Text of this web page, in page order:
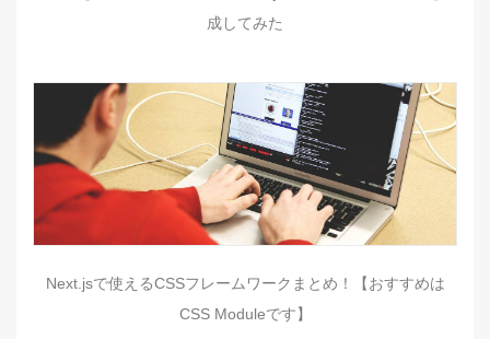
成してみた
Next.jsで使えるCSSフレームワークまとめ！【おすすめは
CSS Moduleです】